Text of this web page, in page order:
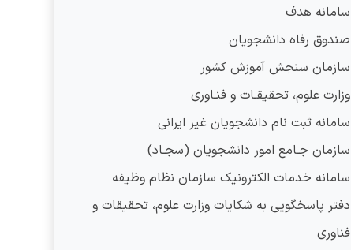
سامانه هدف
صندوق رفاه دانشجویان
سازمان سنجش آموزش کشور
وزارت علوم، تحقیقـات و فنـاوری
سامانه ثبت نام دانشجویان غیر ایرانی
سازمان جـامع امور دانشجویان (سجـاد)
سامانه خدمات الکترونیک سازمان نظام وظیفه
دفتر پاسخگویی به شکایات وزارت علوم، تحقیقات و
فناوری